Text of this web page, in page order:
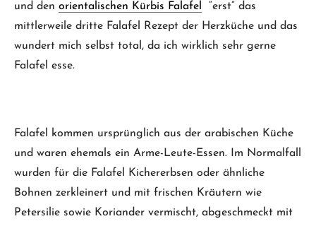
und den orientalischen Kürbis Falafel “erst” das
mittlerweile dritte Falafel Rezept der Herzküche und das
wundert mich selbst total, da ich wirklich sehr gerne
Falafel esse.
Falafel kommen ursprünglich aus der arabischen Küche
und waren ehemals ein Arme-Leute-Essen. Im Normalfall
wurden für die Falafel Kichererbsen oder ähnliche
Bohnen zerkleinert und mit frischen Kräutern wie
Petersilie sowie Koriander vermischt, abgeschmeckt mit